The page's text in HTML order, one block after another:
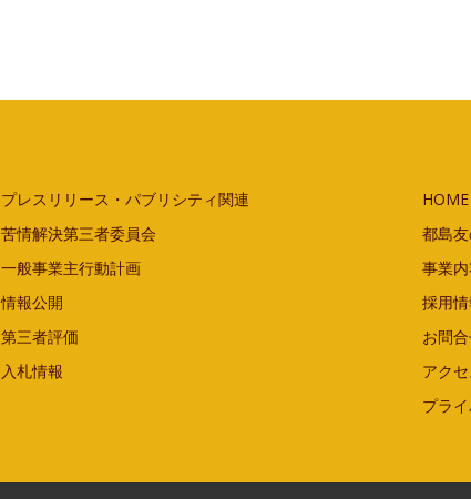
プレスリリース・パブリシティ関連
苦情解決第三者委員会
一般事業主行動計画
情報公開
第三者評価
入札情報
HOME
都島
事業
採用
お問
アクセ
プラ